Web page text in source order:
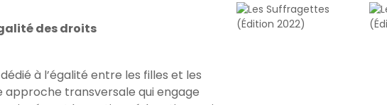
des droits
à l’égalité entre les filles et les
approche transversale qui engage